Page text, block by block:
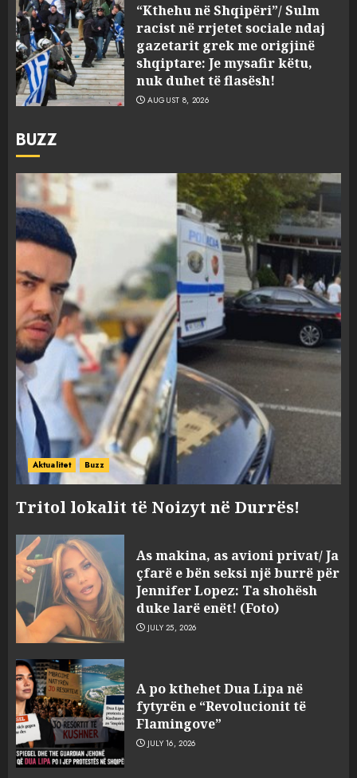
“Kthehu në Shqipëri”/ Sulm
racist në rrjetet sociale ndaj
gazetarit grek me origjinë
shqiptare: Je mysafir këtu,
nuk duhet të flasësh!
AUGUST 8, 2026
BUZZ
Aktualitet Buzz
Tritol lokalit të Noizyt në Durrës!
As makina, as avioni privat/ Ja
çfarë e bën seksi një burrë për
Jennifer Lopez: Ta shohësh
duke larë enët! (Foto)
JULY 25, 2026
A po kthehet Dua Lipa në
fytyrën e “Revolucionit të
Flamingove”
JULY 16, 2026
3
racist në rrjetet sociale ndaj
gazetarit grek me origjinë
shqiptare: Je mysafir këtu,
nuk duhet të flasësh!